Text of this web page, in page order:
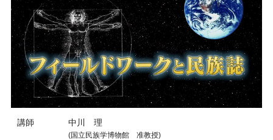
講師 中川 理
(国立民族学博物館 准教授)